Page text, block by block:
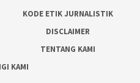
KODE ETIK JURNALISTIK
DISCLAIMER
TENTANG KAMI
KAMI